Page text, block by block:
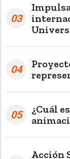
03
04
05
¿Cuál
Acción